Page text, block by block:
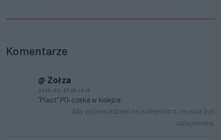
Komentarze
@ Zołza
2025-02-27 20:40:13
"Piast" PO-czeka w kolejce.
Aby odpowiedzieć na komentarz, musisz być
zalogowany.